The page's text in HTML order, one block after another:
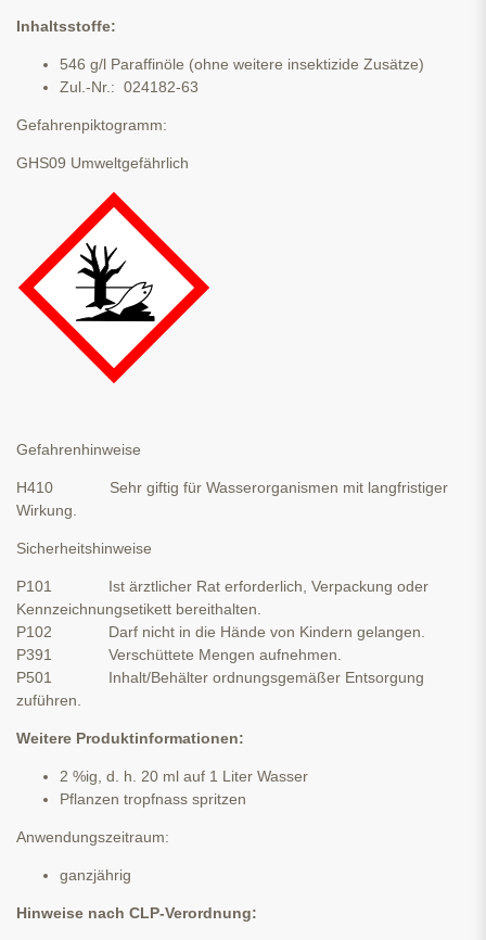
Inhaltsstoffe:
546 g/l Paraffinöle (ohne weitere insektizide Zusätze)
Zul.-Nr.: 024182-63
Gefahrenpiktogramm:
GHS09 Umweltgefährlich
Gefahrenhinweise
H410 Sehr giftig für Wasserorganismen mit langfristiger
Wirkung.
Sicherheitshinweise
P101 Ist ärztlicher Rat erforderlich, Verpackung oder
Kennzeichnungsetikett bereithalten.
P102 Darf nicht in die Hände von Kindern gelangen.
P391 Verschüttete Mengen aufnehmen.
P501 Inhalt/Behälter ordnungsgemäßer Entsorgung
zuführen.
Weitere Produktinformationen:
2 %ig, d. h. 20 ml auf 1 Liter Wasser
Pflanzen tropfnass spritzen
Anwendungszeitraum:
ganzjährig
Hinweise nach CLP-Verordnung: